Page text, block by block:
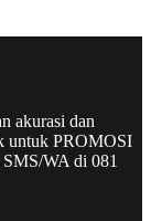
akurasi dan
untuk PROMOSI
WA di 081